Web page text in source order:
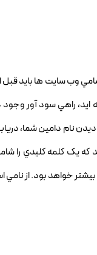
وب سايت ها بايد قبل
راهي سود آور
نام دامين شما،
که يک کلمه کليدي
خواهد بود. از نامي